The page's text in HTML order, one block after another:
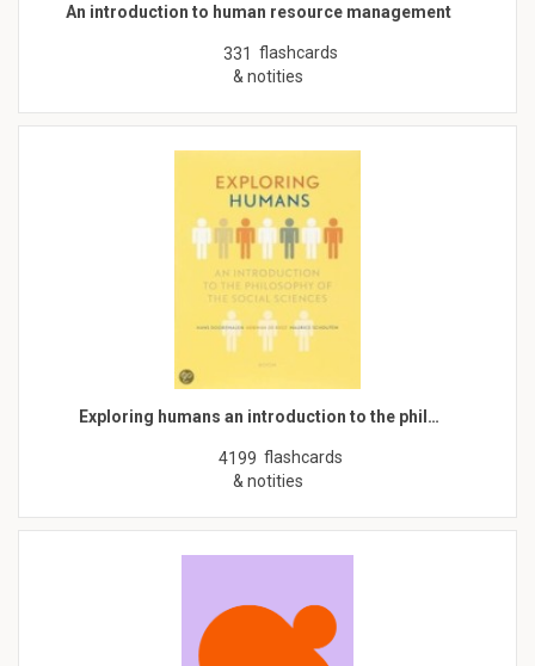
An introduction to human resource management
331 flashcards
& notities
Exploring humans an introduction to the phil…
4199 flashcards
& notities